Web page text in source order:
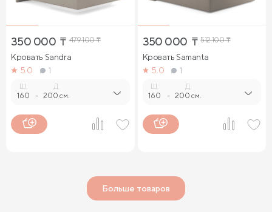
350 000 ₸ 479 100₸
Кровать Sandra
5.0
1
Ш.
160 -
Д.
200 см.
350 000 ₸ 512 100₸
Кровать Samanta
5.0
1
Ш.
160 -
Д.
200 см.
Больше товаров